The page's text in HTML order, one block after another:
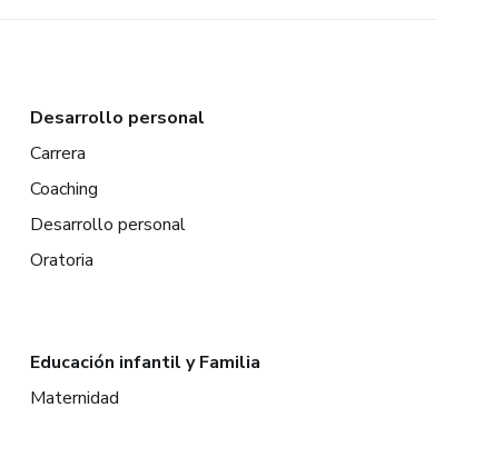
Desarrollo personal
Carrera
Coaching
Desarrollo personal
Oratoria
Educación infantil y Familia
Maternidad